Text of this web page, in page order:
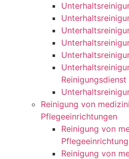
Reinigungsdienst
Reinigung von
Pflegeeinrichtungen
Reinigung von
Reinigung von